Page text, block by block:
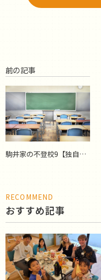
前の記事
駒井家の不登校9【独自の
RECOMMEND
おすすめ記事